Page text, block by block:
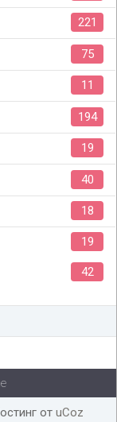
221
75
11
194
19
40
18
19
42
от uCoz